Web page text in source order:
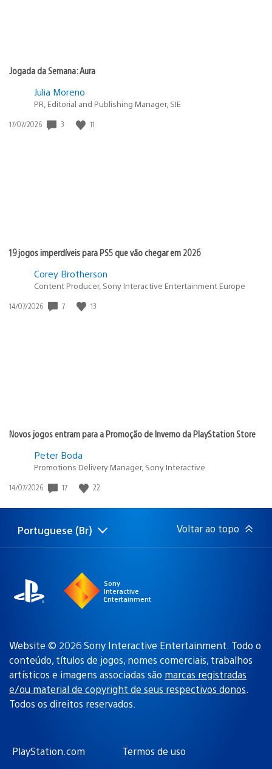
Jogada da Semana: Aura
Julia Moreno
PR, Editorial and Publishing Manager, SIE
Data
17/07/2026 3 11
19 jogos imperdíveis para PS5 que vão chegar em 2026
Corey Brotherson
Content Producer, Sony Interactive Entertainment Europe
Data
14/07/2026 7 13
Novos jogos entram para a Promoção de Inverno da PlayStation Store
Peter Boda
Promotions Delivery Manager, Sony Interactive
Data
publicação:
14/07/2026 17 22
Selecione
Região
Portuguese (Br) Voltar ao topo
Sony
Interactive
Entertainment
Website © 2026 Sony Interactive Entertainment. Todo o
conteúdo, títulos de jogos, nomes comerciais, trabalhos
artísticos e imagens associadas são marcas registradas
e/ou material de copyright de seus respectivos donos.
Todos os direitos reservados.
PlayStation.com
Termos de uso